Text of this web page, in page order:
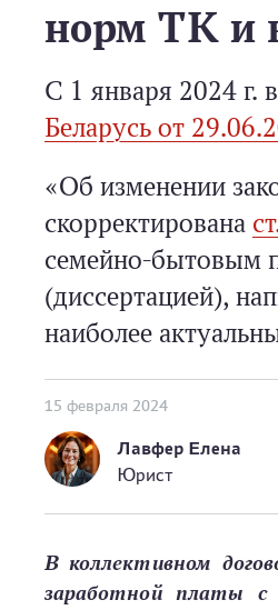
норм ТК и
С 1 января 2024 г.
Беларусь от
«Об изменении
скорректирована
семейно-­бытовым
(диссертацией),
наиболее
15 февраля 2024
Лавфер Елена
Юрист
В коллективном
заработной платы с